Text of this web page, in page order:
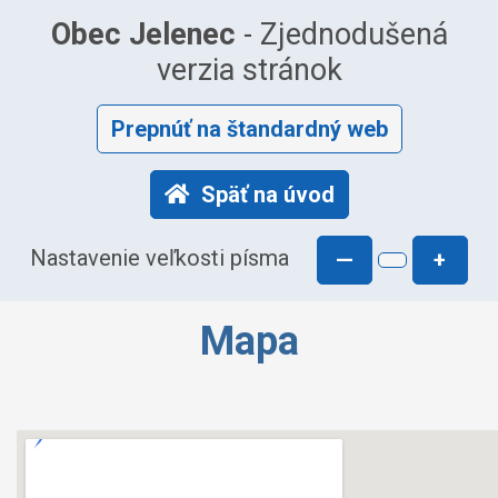
Obec Jelenec - Zjednodušená
verzia stránok
Prepnúť na štandardný web
Späť na úvod
Nastavenie veľkosti písma — +
Mapa